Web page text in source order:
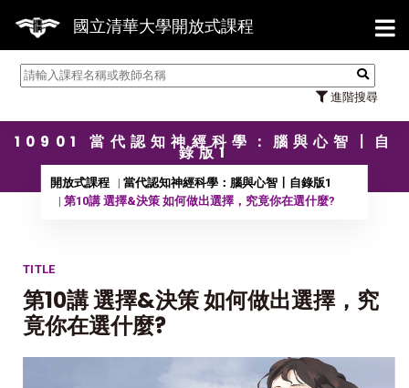
國立清華大學開放式課程
進階搜尋
【
10901 當代認知神經科學：腦與心智〡自
錄版1
開放式課程
當代認知神經科學：腦與心智〡自錄版1
第10講 選擇&決策 如何做出選擇，究竟你在選什麼?
TITLE
第10講 選擇&決策 如何做出選擇，究
竟你在選什麼?